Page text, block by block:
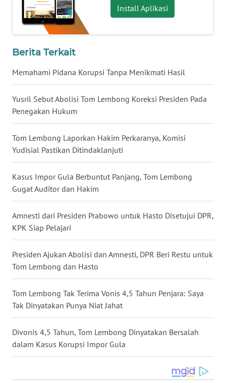
Install Aplikasi
Berita Terkait
Memahami Pidana Korupsi Tanpa Menikmati Hasil
Yusril Sebut Abolisi Tom Lembong Koreksi Presiden Pada
Penegakan Hukum
Tom Lembong Laporkan Hakim Perkaranya, Komisi
Yudisial Pastikan Ditindaklanjuti
Kasus Impor Gula Berbuntut Panjang, Tom Lembong
Gugat Auditor dan Hakim
Amnesti dari Presiden Prabowo untuk Hasto Disetujui DPR,
KPK Siap Pelajari
Presiden Ajukan Abolisi dan Amnesti, DPR Beri Restu untuk
Tom Lembong dan Hasto
Tom Lembong Tak Terima Vonis 4,5 Tahun Penjara: Saya
Tak Dinyatakan Punya Niat Jahat
Divonis 4,5 Tahun, Tom Lembong Dinyatakan Bersalah
dalam Kasus Korupsi Impor Gula
WN
BABEL
WN
SUMSEL
WN
BENGKULU
WN
LAMPUNG
WN
JATENG
WN